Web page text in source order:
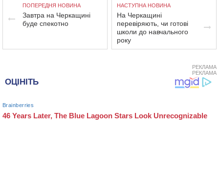
ПОПЕРЕДНЯ НОВИНА
Завтра на Черкащині
буде спекотно
НАСТУПНА НОВИНА
На Черкащині
перевіряють, чи готові
школи до навчального
року
РЕКЛАМА
РЕКЛАМА